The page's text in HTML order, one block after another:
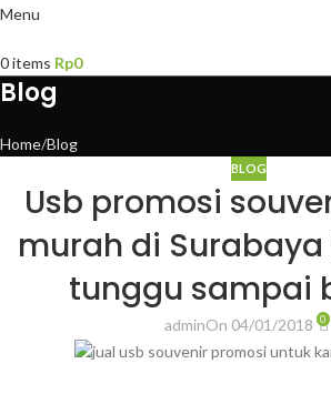
Menu
0items Rp0
Blog
Home Blog
BLOG
Usb promosi
murah di
tunggu sampai
adminOn 04/01/2018 0